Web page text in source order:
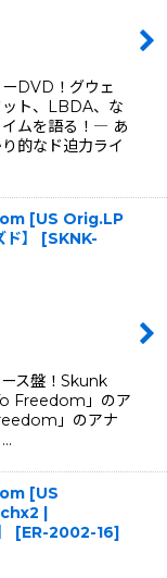
DVD！グウェ
ット、LBDA、な
イムを語る！― あ
的なド迫力ライ
[US Orig.LP
】
[SKNK-
ス盤！Skunk
Freedom」のア
」のアナ
[US
|
[ER-2002-16]